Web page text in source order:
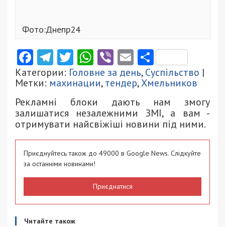
Фото:Днепр24
Facebook
Telegram
Twitter
WhatsApp
ViberEmail
Категории: Головне за день,Суспільство |
Метки: махинации,тендер,Хмельников
Рекламні блоки дають нам змогу
залишатися незалежними ЗМІ, а вам -
отримувати найсвіжіші новини під ними.
Приєднуйтесь також до 49000 в Google News. Слідкуйте
за останніми новинами!
Приєднатися
Читайте також